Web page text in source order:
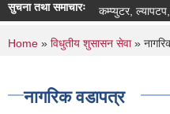
सुचना तथा समाचारःकम्प्युटर, ल्यापटप,
You are here
Home » विधुतीय शुसासन सेवा»
नागरिक वडापत्र